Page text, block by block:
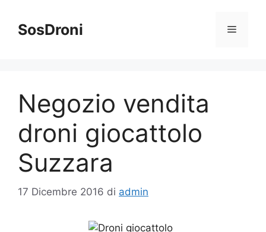
contenuto
SosDroni Menu
Negozio vendita
droni giocattolo
Suzzara
17 Dicembre 2016 di admin